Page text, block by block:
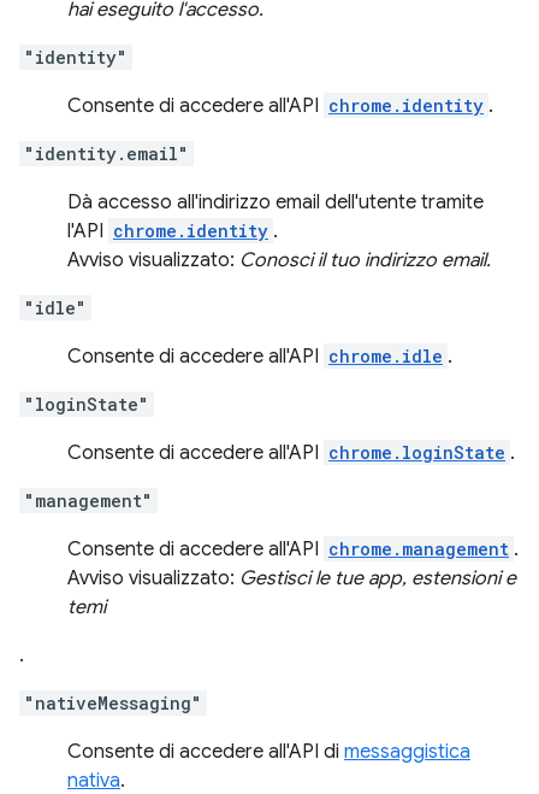
hai eseguito l'accesso.
"identity"
Consente di accedere all'API chrome.identity .
"identity.email"
Dà accesso all'indirizzo email dell'utente tramite
l'API chrome.identity .
Avviso visualizzato: Conosci il tuo indirizzo email.
"idle"
Consente di accedere all'API chrome.idle .
"loginState"
Consente di accedere all'API chrome.loginState .
"management"
Consente di accedere all'API chrome.management .
Avviso visualizzato: Gestisci le tue app, estensioni e
temi
.
"nativeMessaging"
Consente di accedere all'API di messaggistica
nativa.